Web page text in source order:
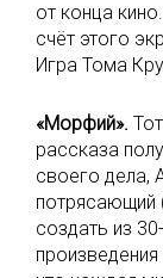
от конца
счёт этого
Игра Тома
«Морфий».
рассказа
своего дела,
потрясающий
создать из